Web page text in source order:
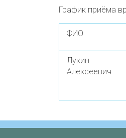
График приёма
ФИО
Лукин
Алексеевич